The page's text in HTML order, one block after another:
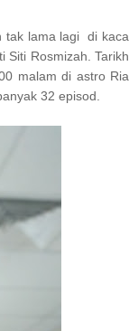
tak lama lagi di kaca
Siti Rosmizah. Tarikh
malam di astro Ria
32 episod.